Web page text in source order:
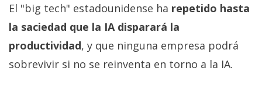
El "big tech" estadounidense ha repetido hasta
la saciedad que la IA disparará la
productividad, y que ninguna empresa podrá
sobrevivir si no se reinventa en torno a la IA.